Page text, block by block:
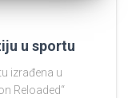
u sportu
izrađena u
Reloaded“